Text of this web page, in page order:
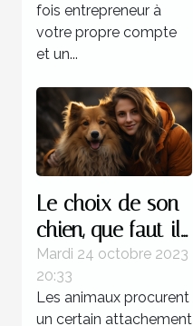
fois entrepreneur à
votre propre compte
et un...
Le choix de son
chien, que faut-il
savoir ?
Mardi 24 octobre 2023
20:33
Les animaux procurent
un certain attachement